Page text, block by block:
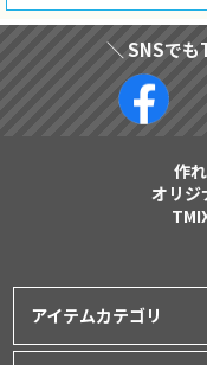
＼ SNSで
作
オリジ
アイテムカテゴリ